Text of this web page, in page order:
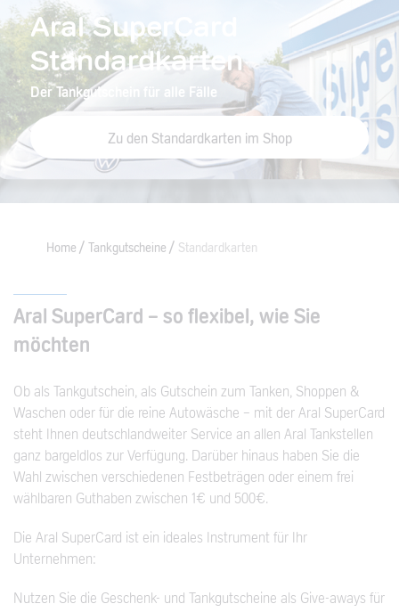
Aral SuperCard
Standardkarten
Der Tankgutschein für alle Fälle
Zu den Standardkarten im Shop
Home Tankgutscheine Standardkarten
Aral SuperCard – so flexibel, wie Sie
möchten
Ob als Tankgutschein, als Gutschein zum Tanken, Shoppen &
Waschen oder für die reine Autowäsche – mit der Aral SuperCard
steht Ihnen deutschlandweiter Service an allen Aral Tankstellen
ganz bargeldlos zur Verfügung. Darüber hinaus haben Sie die
Wahl zwischen verschiedenen Festbeträgen oder einem frei
wählbaren Guthaben zwischen 1€ und 500€.
Die Aral SuperCard ist ein ideales Instrument für Ihr
Unternehmen:
Nutzen Sie die Geschenk- und Tankgutscheine als Give-aways für